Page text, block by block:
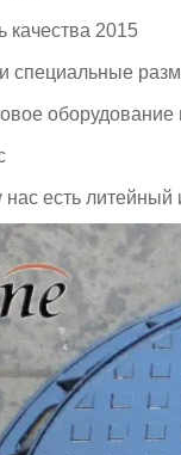
качества 2015
специальные
есть литейный